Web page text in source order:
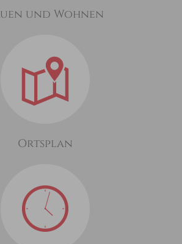
und Wohnen
Ortsplan